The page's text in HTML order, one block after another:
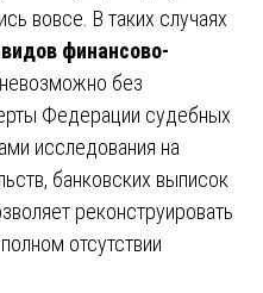
вовсе. В таких случаях
видов финансово-
невозможно без
Федерации судебных
исследования на
банковских выписок
реконструировать
отсутствии